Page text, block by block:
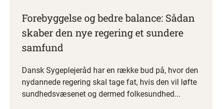
Forebyggelse og bedre balance: Sådan
skaber den nye regering et sundere
samfund
Dansk Sygeplejeråd har en række bud på, hvor den
nydannede regering skal tage fat, hvis den vil løfte
sundhedsvæsenet og dermed folkesundhed...